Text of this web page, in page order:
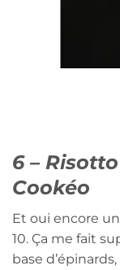
6 –
Cookéo
Et oui encore
10. Ça me fait
base